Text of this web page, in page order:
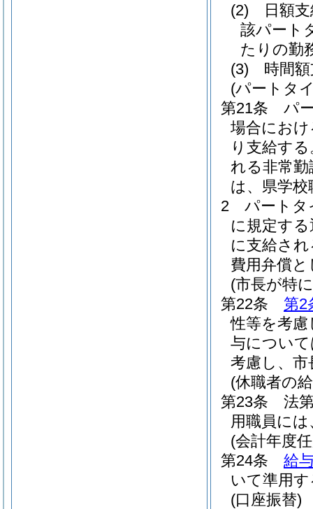
(2)
日額
該パート
たりの勤
(3)
時間
(パートタ
第21条
パ
場合にお
り支給する
れる非常勤
は、県学
2
パートタ
に規定す
に支給さ
費用弁償
(市長が特
第22条
第2
性等を考
与につい
考慮し、
(休職者の
第23条
法
用職員に
(会計年度
第24条
給
いて準用
(口座振替)